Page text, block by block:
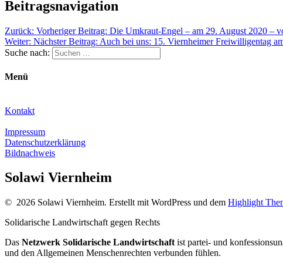
Beitragsnavigation
Zurück: Vorheriger Beitrag: Die Umkraut-Engel – am 29. August 2020 –
Weiter: Nächster Beitrag: Auch bei uns: 15. Viernheimer Freiwilligentag
Suche nach:
Menü
Kontakt
Impressum
Datenschutzerklärung
Bildnachweis
Solawi Viernheim
© 2026 Solawi Viernheim. Erstellt mit WordPress und dem Highlight
Solidarische Landwirtschaft gegen Rechts
Das Netzwerk Solidarische Landwirtschaft ist partei- und
und den Allgemeinen Menschenrechten verbunden fühlen.